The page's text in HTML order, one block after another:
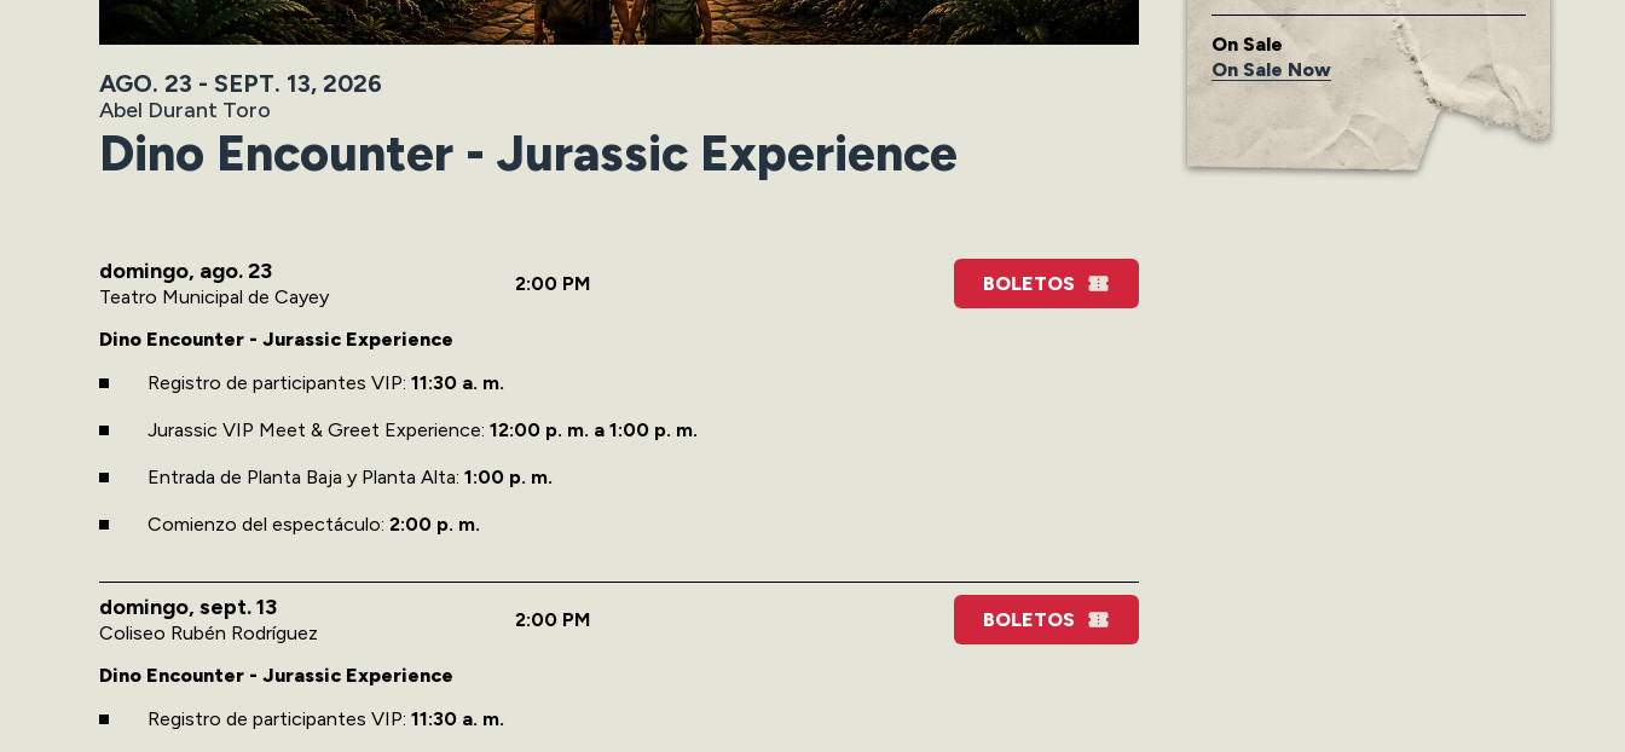
AGO. 23 - SEPT. 13, 2026
Abel Durant Toro
Dino Encounter - Jurassic Experience
On Sale
On Sale Now
domingo, ago.23
Teatro Municipal de Cayey
2:00 PM BOLETOS
Dino Encounter - Jurassic Experience
Registro de participantes VIP: 11:30 a. m.
Jurassic VIP Meet & Greet Experience: 12:00 p. m. a 1:00 p. m.
Entrada de Planta Baja y Planta Alta: 1:00 p. m.
Comienzo del espectáculo: 2:00 p. m.
domingo, sept.13
Coliseo Rubén Rodríguez
2:00 PM BOLETOS
Dino Encounter - Jurassic Experience
Registro de participantes VIP: 11:30 a. m.